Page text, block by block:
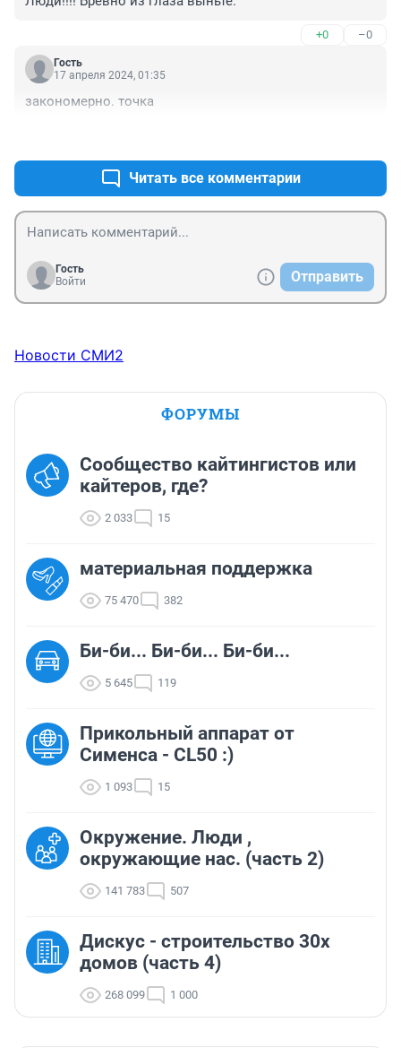
+0 –0
Гость
17 апреля 2024, 01:35
закономерно. точка
Читать все комментарии
Гость
Войти
Отправить
Новости СМИ2
ФОРУМЫ
Сообщество кайтингистов или
кайтеров, где?
2 033 15
материальная поддержка
75 470 382
Би-би... Би-би... Би-би...
5 645 119
Прикольный аппарат от
Сименса - CL50 :)
1 093 15
Окружение. Люди ,
окружающие нас. (часть 2)
141 783 507
Дискус - строительство 30х
домов (часть 4)
268 099 1 000